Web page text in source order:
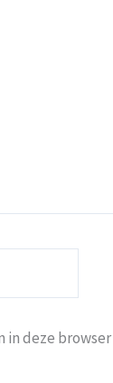
in deze